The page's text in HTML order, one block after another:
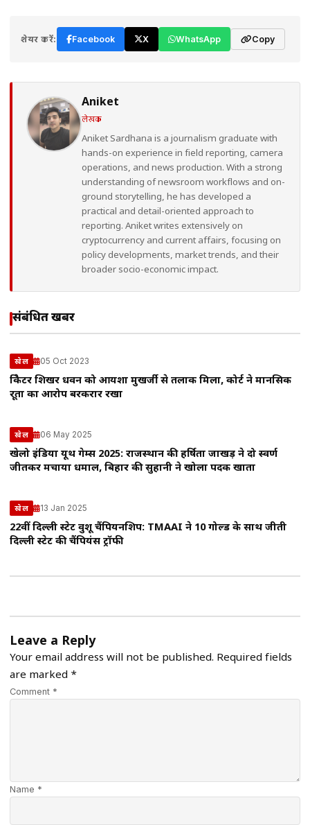
शेयर करें: Facebook X WhatsApp Copy
Aniket
लेखक
Aniket Sardhana is a journalism graduate with
hands-on experience in field reporting, camera
operations, and news production. With a strong
understanding of newsroom workflows and on-
ground storytelling, he has developed a
practical and detail-oriented approach to
reporting. Aniket writes extensively on
cryptocurrency and current affairs, focusing on
policy developments, market trends, and their
broader socio-economic impact.
संबंधित खबरें
खेल 05 Oct 2023
क्रिकेटर शिखर धवन को आयशा मुखर्जी से तलाक मिला, कोर्ट ने मानसिक
क्रूरता का आरोप बरकरार रखा
खेल 06 May 2025
खेलो इंडिया यूथ गेम्स 2025: राजस्थान की हर्षिता जाखड़ ने दो स्वर्ण
जीतकर मचाया धमाल, बिहार की सुहानी ने खोला पदक खाता
खेल 13 Jan 2025
22वीं दिल्ली स्टेट वुशू चैंपियनशिप: TMAAI ने 10 गोल्ड के साथ जीती
दिल्ली स्टेट की चैंपियंस ट्रॉफी
Leave a Reply
Your email address will not be published. Required fields
are marked *
Comment *
Name *